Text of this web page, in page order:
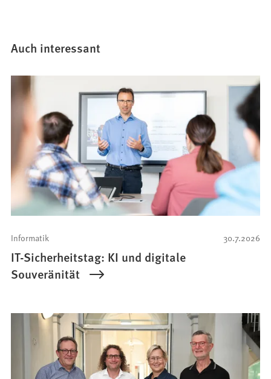
Auch interessant
30.7.2026
Informatik
IT-Sicherheitstag: KI und digitale
Souveränität